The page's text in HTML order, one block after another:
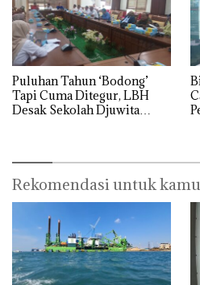
Puluhan Tahun ‘Bodong’
Tapi Cuma Ditegur, LBH
Desak Sekolah Djuwita
Rekomendasi untuk kamu